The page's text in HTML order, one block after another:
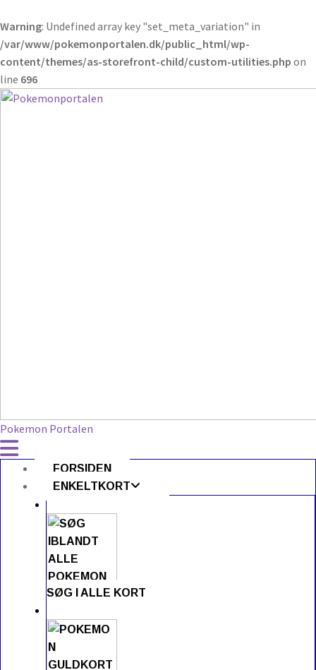
Warning: Undefined array key "set_meta_variation" in
/var/www/pokemonportalen.dk/public_html/wp-
content/themes/as-storefront-child/custom-utilities.php on
line 696
Pokemon Portalen
FORSIDEN
ENKELTKORT
SØG I ALLE KORT